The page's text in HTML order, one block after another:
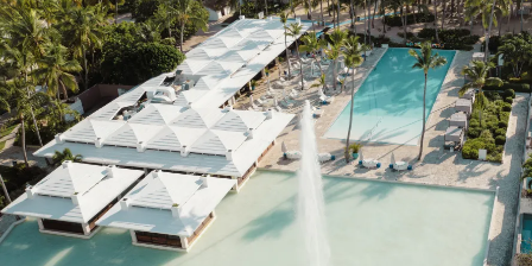
Entra con Google
Accedere solo con l’email
Non ti sei ancora registrato ?